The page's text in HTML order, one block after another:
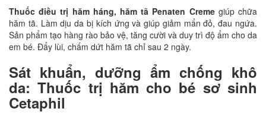
Thuốc điều trị hăm háng, hăm tã Penaten Cremegiúp chữa
hăm tã. Làm dịu da bị kích ứng và giúp giảm mẩn đỏ, đau ngứa.
Sản phẩm tạo hàng rào bảo vệ, tăng cười và duy trì độ ẩm cho da
em bé. Đẩy lùi, chấm dứt hăm tã chỉ sau 2 ngày.
Sát khuẩn, dưỡng ẩm chống khô
da:Thuốc trị hăm cho bé sơ sinh
Cetaphil